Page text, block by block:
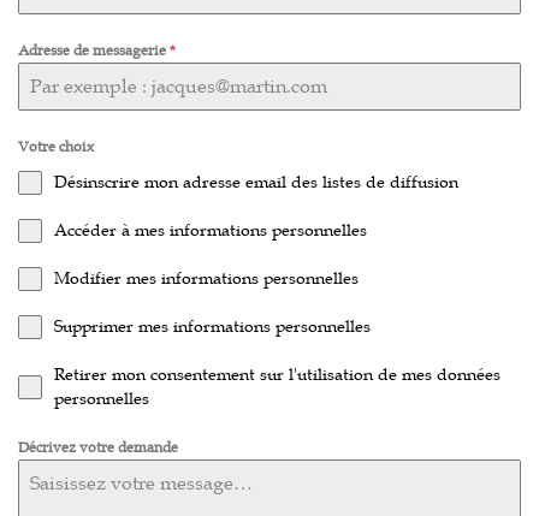
Adresse de messagerie *
Votre choix
Désinscrire mon adresse email des listes de diffusion
Accéder à mes informations personnelles
Modifier mes informations personnelles
Supprimer mes informations personnelles
Retirer mon consentement sur l'utilisation de mes données
personnelles
Décrivez votre demande